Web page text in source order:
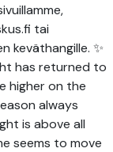
tai
keväthangille. ✨
has returned to
higher on the
always
is above all
seems to move